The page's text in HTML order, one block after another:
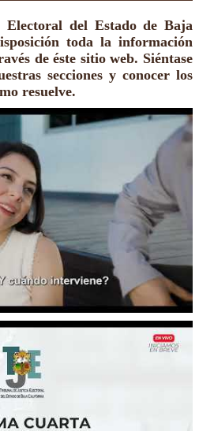
del Estado de Baja
toda la información
de éste sitio web. Siéntase
secciones y conocer los
resuelve.